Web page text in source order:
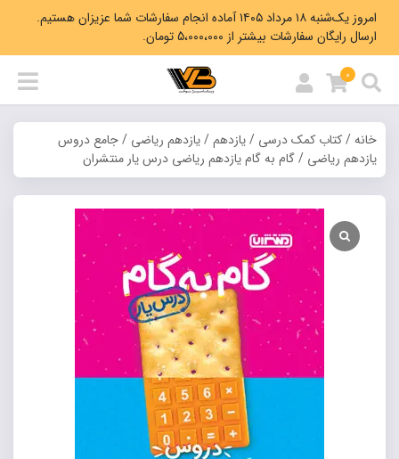
امروز یک‌شنبه ۱۸ مرداد ۱۴۰۵ آماده انجام سفارشات شما عزیزان هستیم.
ارسال رایگان سفارشات بیشتر از 5،000،000 تومان.
0
خانه/کتاب کمک درسی /یازدهم/یازدهم ریاضی /جامع دروس
یازدهم ریاضی / گام به گام یازدهم ریاضی درس یار منتشران